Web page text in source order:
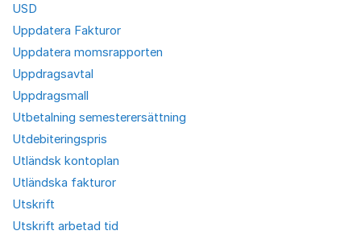
USD
Uppdatera Fakturor
Uppdatera momsrapporten
Uppdragsavtal
Uppdragsmall
Utbetalning semesterersättning
Utdebiteringspris
Utländsk kontoplan
Utländska fakturor
Utskrift
Utskrift arbetad tid